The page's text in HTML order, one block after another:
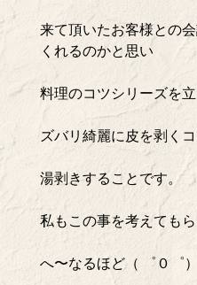
来て頂いたお客様との
くれるのかと思い
料理のコツシリーズを立
ズバリ綺麗に皮を剥く
湯剥きすることです。
私もこの事を考えても
へ〜なるほど（ ゜０゜